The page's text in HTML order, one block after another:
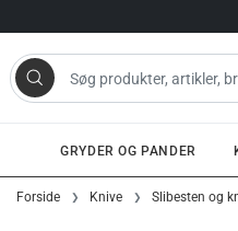
Gå til indhold
artikler, brands
GRYDER OG PANDER
Forside Knive Slibesten og